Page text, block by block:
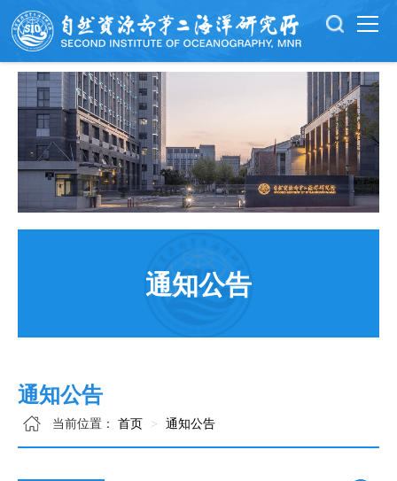
通知公告
通知公告
当前位置： 首页 通知公告